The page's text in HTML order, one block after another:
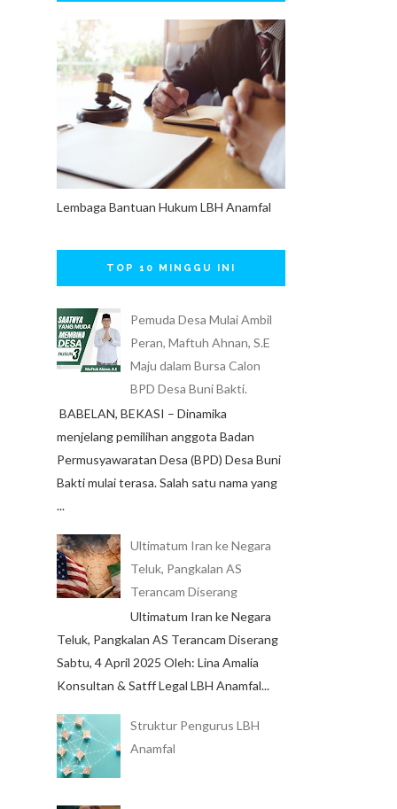
Lembaga Bantuan Hukum LBH Anamfal
TOP 10 MINGGU INI
Pemuda Desa Mulai Ambil
Peran, Maftuh Ahnan, S.E
Maju dalam Bursa Calon
BPD Desa Buni Bakti.
BABELAN, BEKASI – Dinamika
menjelang pemilihan anggota Badan
Permusyawaratan Desa (BPD) Desa Buni
Bakti mulai terasa. Salah satu nama yang
...
Ultimatum Iran ke Negara
Teluk, Pangkalan AS
Terancam Diserang
Ultimatum Iran ke Negara
Teluk, Pangkalan AS Terancam Diserang
Sabtu, 4 April 2025 Oleh: Lina Amalia
Konsultan & Satff Legal LBH Anamfal...
Struktur Pengurus LBH
Anamfal